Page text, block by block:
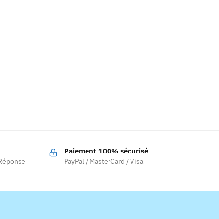
Paiement 100% sécurisé
PayPal / MasterCard / Visa